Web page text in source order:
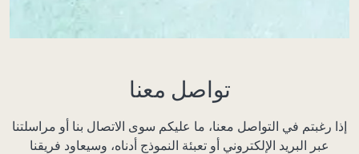
تواصل معنا
إذا رغبتم في التواصل معنا، ما عليكم سوى الاتصال بنا أو مراسلتنا
عبر البريد الإلكتروني أو تعبئة النموذج أدناه، وسيعاود فريقنا